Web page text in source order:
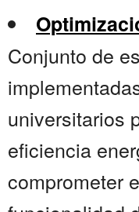
Conjunto de
universitarios
eficiencia
comprometer